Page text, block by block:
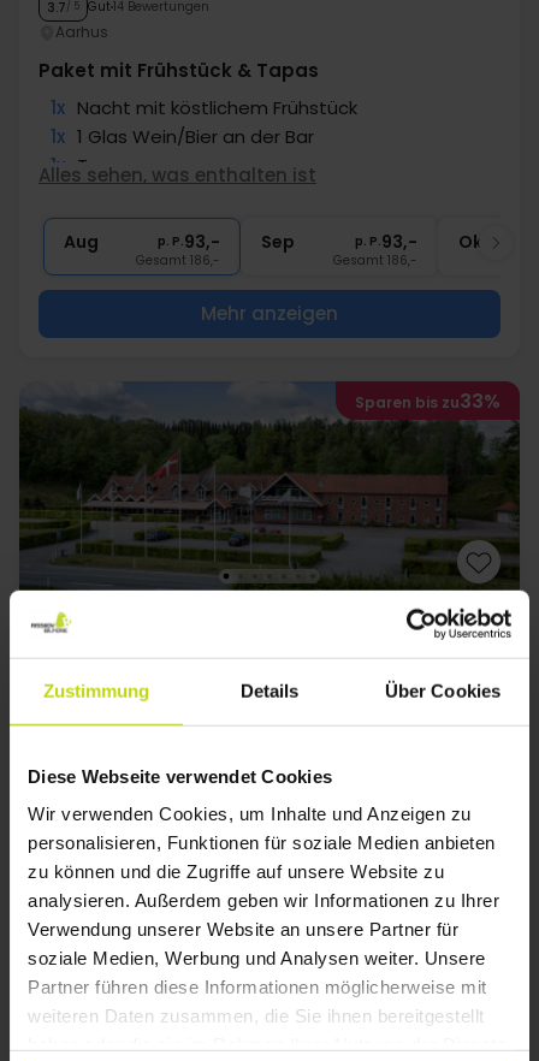
Zustimmung Details Über Cookies
Diese Webseite verwendet Cookies
Wir verwenden Cookies, um Inhalte und Anzeigen zu
personalisieren, Funktionen für soziale Medien anbieten
zu können und die Zugriffe auf unsere Website zu
analysieren. Außerdem geben wir Informationen zu Ihrer
Verwendung unserer Website an unsere Partner für
soziale Medien, Werbung und Analysen weiter. Unsere
Partner führen diese Informationen möglicherweise mit
weiteren Daten zusammen, die Sie ihnen bereitgestellt
3.7/ 5 Gut 14 Bewertungen
Aarhus
Paket mit Frühstück & Tapas
1x Nacht mit köstlichem Frühstück
1x 1 Glas Wein/Bier an der Bar
1x Tapas
∞ Gratis Parken
Alles sehen, was enthalten ist
Aug p. P.93,-
Gesamt 186,-
Sep p. P.93,-
Gesamt 186,-
Okt
Mehr anzeigen
Sparen bis zu33%
Gasthof Idylle bei Aarhus Sparpreis!
Nilles Kro
Inkl. 3-Gänge Menü
1x Übernachtung
1x Frühstück
1x 3-Gänge Menü/Buffet
1x Bier/Wein z. Abendessen bis 20:00
∞ Gratis Internet und Parken
Alles sehen, was enthalten ist
Aug p. P.83,-
Gesamt 166,-
SALE
Sep p. P.83,-
SALE
Okt
Mehr anzeigen